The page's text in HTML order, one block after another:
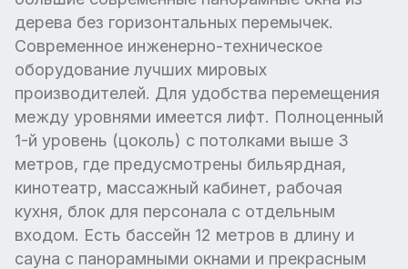
дерева без горизонтальных перемычек.
Современное инженерно-техническое
оборудование лучших мировых
производителей. Для удобства перемещения
между уровнями имеется лифт. Полноценный
1-й уровень (цоколь) с потолками выше 3
метров, где предусмотрены бильярдная,
кинотеатр, массажный кабинет, рабочая
кухня, блок для персонала с отдельным
входом. Есть бассейн 12 метров в длину и
сауна с панорамными окнами и прекрасным